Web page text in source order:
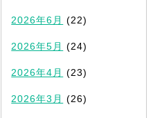
2026年6月 (22)
2026年5月 (24)
2026年4月 (23)
2026年3月 (26)